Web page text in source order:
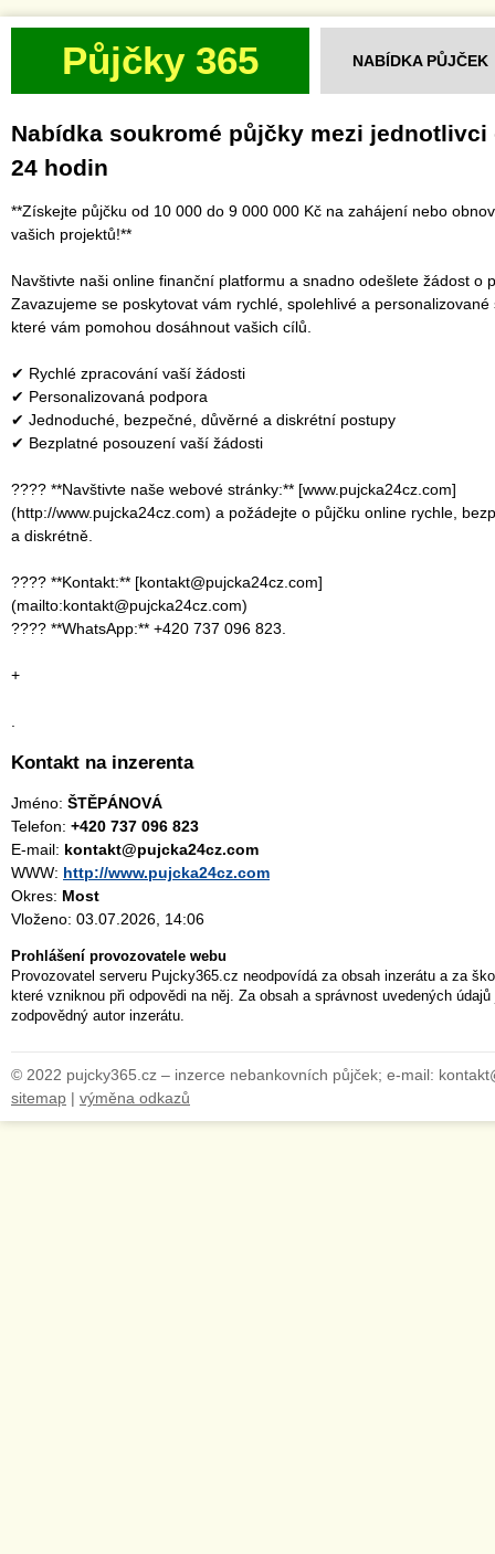
Půjčky 365 NABÍDKA PŮJČEK
Nabídka soukromé půjčky mezi jednotlivci
24 hodin
**Získejte půjčku od 10 000 do 9 000 000 Kč na zahájení nebo
vašich projektů!**
Navštivte naši online finanční platformu a snadno odešlete žádost o
Zavazujeme se poskytovat vám rychlé, spolehlivé a personalizované
které vám pomohou dosáhnout vašich cílů.
✔ Rychlé zpracování vaší žádosti
✔ Personalizovaná podpora
✔ Jednoduché, bezpečné, důvěrné a diskrétní postupy
✔ Bezplatné posouzení vaší žádosti
???? **Navštivte naše webové stránky:** [www.pujcka24cz.com]
(http://www.pujcka24cz.com) a požádejte o půjčku online rychle,
a diskrétně.
???? **Kontakt:** [kontakt@pujcka24cz.com]
(mailto:kontakt@pujcka24cz.com)
???? **WhatsApp:** +420 737 096 823.
+
Kontakt na inzerenta
Jméno: ŠTĚPÁNOVÁ
Telefon: +420 737 096 823
E-mail: kontakt@pujcka24cz.com
WWW: http://www.pujcka24cz.com
Okres: Most
Vloženo: 03.07.2026, 14:06
Prohlášení provozovatele webu
Provozovatel serveru Pujcky365.cz neodpovídá za obsah inzerátu a za
které vzniknou při odpovědi na něj. Za obsah a správnost uvedených
zodpovědný autor inzerátu.
© 2022 pujcky365.cz – inzerce nebankovních půjček; e-mail:
sitemap | výměna odkazů